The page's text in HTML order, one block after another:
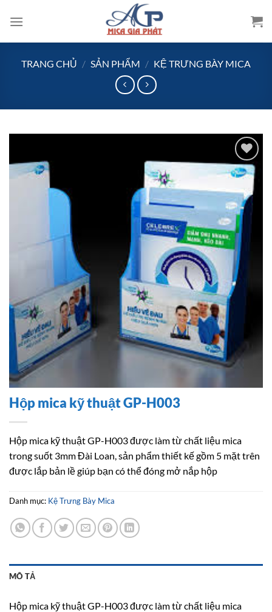
qua
TRANG CHỦ / SẢN PHẨM / KỆ TRƯNG BÀY MICA
Add to
wishlist
Hộp mica kỹ thuật GP-H003
Hộp mica kỹ thuật GP-H003 được làm từ chất liệu mica
trong suốt 3mm Đài Loan, sản phẩm thiết kế gồm 5 mặt trên
được lắp bản lề giúp bạn có thể đóng mở nắp hộp
Danh mục: Kệ Trưng Bày Mica
MÔ TẢ
Hộp mica kỹ thuật GP-H003 được làm từ chất liệu mica